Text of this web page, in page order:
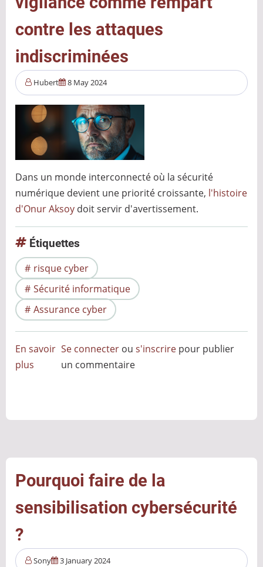
contre les attaques
indiscriminées
Hubert 8 May 2024
Dans un monde interconnecté où la sécurité
numérique devient une priorité croissante, l'histoire
d'Onur Aksoy doit servir d'avertissement.
Étiquettes
risque cyber
Sécurité informatique
Assurance cyber
En savoir
plus
vigilance
comme
rempart
contre
indiscriminées
Se connecter ous'inscrire pour publier
un commentaire
Pourquoi faire de la
sensibilisation cybersécurité
?
Sony 3 January 2024